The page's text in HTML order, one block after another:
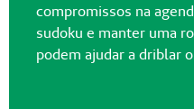
compromissos na
sudoku e manter uma
podem ajudar a driblar